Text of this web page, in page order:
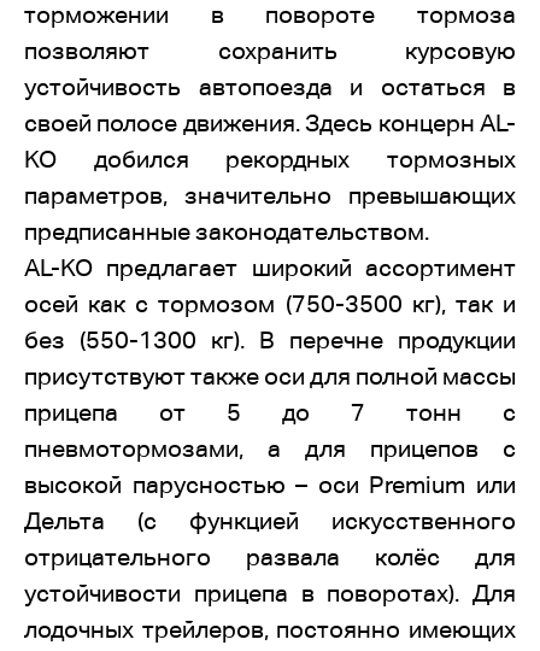
торможении в повороте тормоза
позволяют сохранить курсовую
устойчивость автопоезда и остаться в
своей полосе движения. Здесь концерн AL-
KO добился рекордных тормозных
параметров, значительно превышающих
предписанные законодательством.
AL-KO предлагает широкий ассортимент
осей как с тормозом (750-3500 кг), так и
без (550-1300 кг). В перечне продукции
присутствуют также оси для полной массы
прицепа от 5 до 7 тонн с
пневмотормозами, а для прицепов с
высокой парусностью – оси Premium или
Дельта (с функцией искусственного
отрицательного развала колёс для
устойчивости прицепа в поворотах). Для
лодочных трейлеров, постоянно имеющих